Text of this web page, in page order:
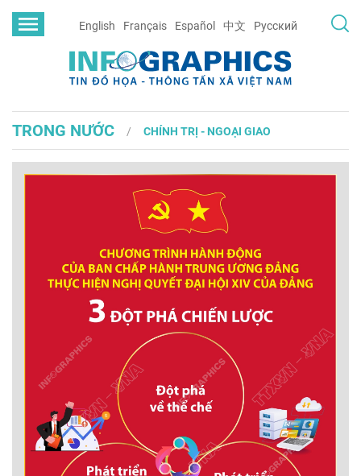
English Français Español 中文 Русский
TRONG NƯỚC CHÍNH TRỊ - NGOẠI GIAO